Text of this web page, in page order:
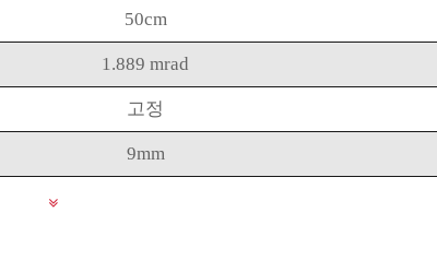
50cm
1.889 mrad
고정
9mm